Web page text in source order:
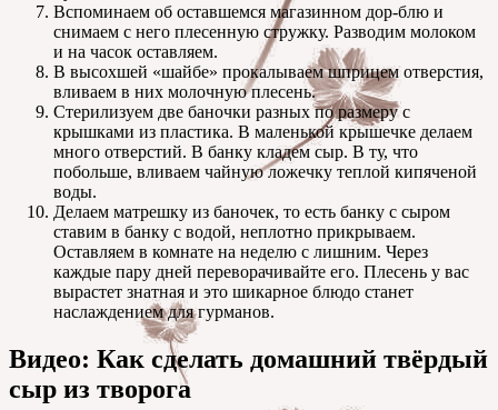
Вспоминаем об оставшемся магазинном дор-блю и
снимаем с него плесенную стружку. Разводим молоком
и на часок оставляем.
В высохшей «шайбе» прокалываем шприцем отверстия,
вливаем в них молочную плесень.
Стерилизуем две баночки разных по размеру с
крышками из пластика. В маленькой крышечке делаем
много отверстий. В банку кладем сыр. В ту, что
побольше, вливаем чайную ложечку теплой кипяченой
воды.
Делаем матрешку из баночек, то есть банку с сыром
ставим в банку с водой, неплотно прикрываем.
Оставляем в комнате на неделю с лишним. Через
каждые пару дней переворачивайте его. Плесень у вас
вырастет знатная и это шикарное блюдо станет
наслаждением для гурманов.
Видео: Как сделать домашний твёрдый
сыр из творога